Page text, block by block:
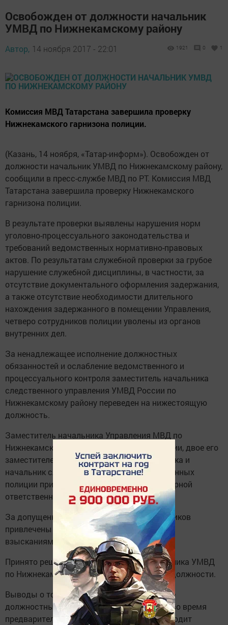
Освобожден от должности начальник
УМВД по Нижнекамскому району
Автор, 14 ноября 2017 - 22:01 1921 0 1
Комиссия МВД Татарстана завершила проверку
Нижнекамского гарнизона полиции.
(Казань, 14 ноября, «Татар-информ»). Освобожден от
должности начальник УМВД по Нижнекамскому району,
сообщили в пресс-службе МВД по РТ. Комиссия МВД
Татарстана завершила проверку Нижнекамского
гарнизона полиции.
В результате проверки выявлены нарушения норм
уголовно-процессуального законодательства и
требований ведомственных нормативно-правовых
актов. По результатам служебной проверки за грубое
нарушение служебной дисциплины, в частности, за
отсутствие документального оформления задержания,
а также отсутствие необходимости длительного
нахождения задержанного в помещении Управления,
четверо сотрудников полиции уволены из органов
внутренних дел.
За ненадлежащее исполнение должностных
обязанностей и ослабление ведомственного и
процессуального контроля заместитель начальника
следственного управления УМВД России по
Нижнекамскому району переведен на нижестоящую
должность.
Заместитель начальника Управления МВД по
Нижнекамскому району – начальник полиции, двое его
заместителей, начальник уголовного розыска и
начальник службы участковых уполномоченных
полиции привлечены к строгой дисциплинарной
ответственности.
За допущенные нарушения еще 10 сотрудников
привлечены к различным дисциплинарным
взысканиям.
Принято решение об освобождении начальника УМВД
по Нижнекамскому району от занимаемой должности.
Выводы о том, имело ли место превышение
должностных полномочий, будут сделаны во время
предварительного следствия, которое проводит